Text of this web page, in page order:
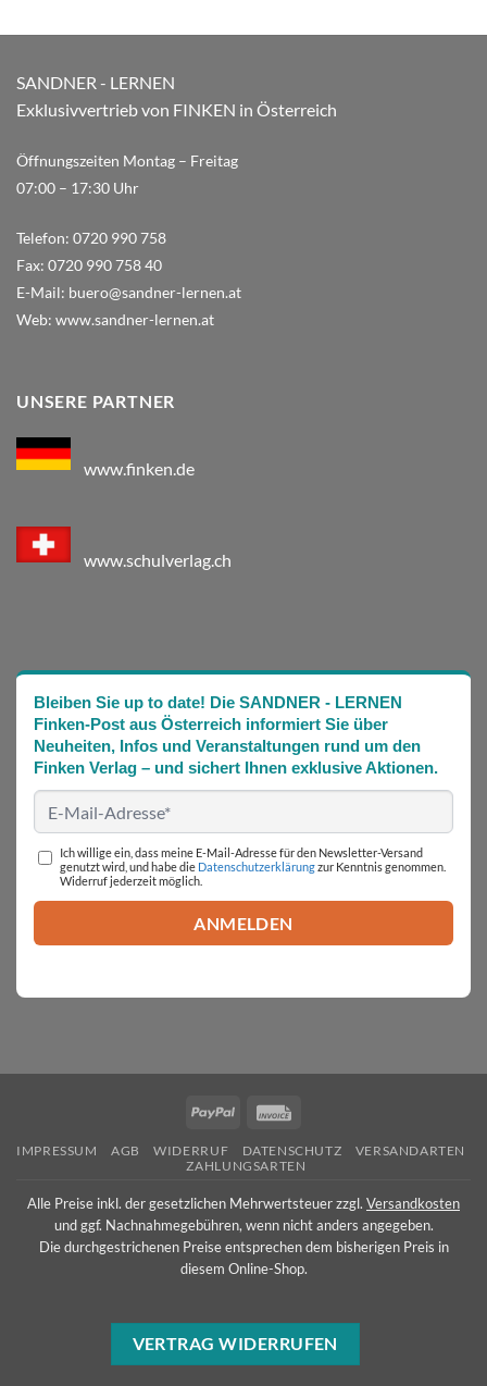
SANDNER - LERNEN
Exklusivvertrieb von FINKEN in Österreich
Öffnungszeiten Montag – Freitag
07:00 – 17:30 Uhr
Telefon: 0720 990 758
Fax: 0720 990 758 40
E-Mail: buero@sandner-lernen.at
Web: www.sandner-lernen.at
UNSERE PARTNER
www.finken.de
www.schulverlag.ch
Bleiben Sie up to date! Die SANDNER - LERNEN
Finken-Post aus Österreich informiert Sie über
Neuheiten, Infos und Veranstaltungen rund um den
Finken Verlag – und sichert Ihnen exklusive Aktionen.
Ich willige ein, dass meine E-Mail-Adresse für den Newsletter-Versand
genutzt wird, und habe die Datenschutzerklärungzur Kenntnis genommen.
Widerruf jederzeit möglich.
PayPal
IMPRESSUM AGB WIDERRUF DATENSCHUTZ
VERSANDARTEN
ZAHLUNGSARTEN
Alle Preise inkl. der gesetzlichen Mehrwertsteuer zzgl. Versandkosten
und ggf. Nachnahmegebühren, wenn nicht anders angegeben.
Die durchgestrichenen Preise entsprechen dem bisherigen Preis in
diesem Online-Shop.
VERTRAG WIDERRUFEN